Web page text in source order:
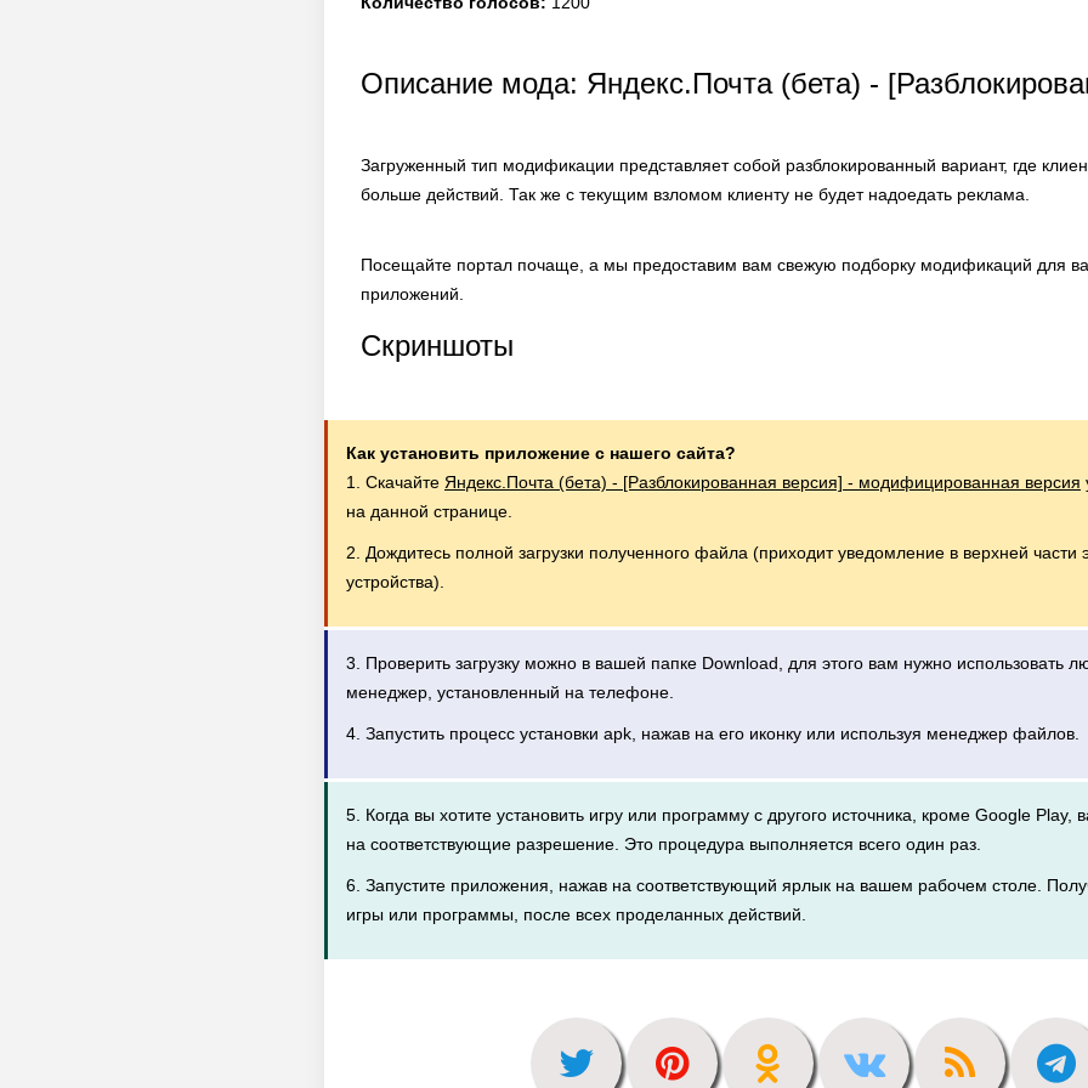
Описание мода: Яндекс.Почта (бета) -
Загруженный тип модификации представляет собой разблокированный вариант, где
больше действий. Так же с текущим взломом клиенту не будет надоедать реклама.
Посещайте портал почаще, а мы предоставим вам свежую подборку модификаций для
приложений.
Скриншоты
Как установить приложение с нашего сайта?
1. Скачайте Яндекс.Почта (бета) - [Разблокированная версия] - модифицированная версия
на данной странице.
2. Дождитесь полной загрузки полученного файла (приходит уведомление в верхней части
устройства).
3. Проверить загрузку можно в вашей папке Download, для этого вам нужно использовать
менеджер, установленный на телефоне.
4. Запустить процесс установки apk, нажав на его иконку или используя менеджер файлов.
5. Когда вы хотите установить игру или программу с другого источника, кроме Google Play,
на соответствующие разрешение. Это процедура выполняется всего один раз.
6. Запустите приложения, нажав на соответствующий ярлык на вашем рабочем столе.
игры или программы, после всех проделанных действий.